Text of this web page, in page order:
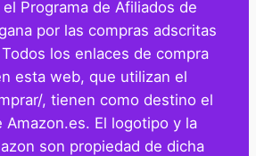
Programa de Afiliados de
por las compras adscritas
los enlaces de compra
esta web, que utilizan el
, tienen como destino el
Amazon.es. El logotipo y la
son propiedad de dicha